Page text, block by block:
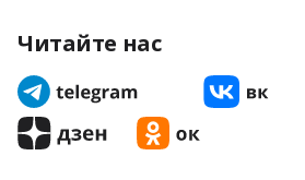
Читайте нас